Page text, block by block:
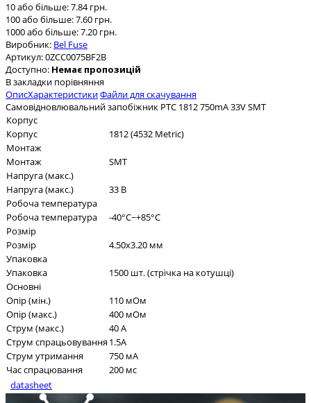
10 або більше: 7.84 грн.
100 або більше: 7.60 грн.
1000 або більше: 7.20 грн.
Виробник: Bel Fuse
Артикул:0ZCC0075BF2B
Доступно: Немає пропозицій
В закладки порівняння
ОписХарактеристикиФайли для скачування
Самовідновлювальний запобіжник PTC 1812 750mA 33V SMT
Корпус
Корпус
1812 (4532 Metric)
Монтаж
Монтаж
SMT
Напруга (макс.)
Напруга (макс.)
33 В
Робоча температура
Робоча температура
-40°C~+85°C
Розмір
Розмір
4.50x3.20 мм
Упаковка
Упаковка
1500 шт. (стрічка на котушці)
Основні
Опір (мін.)
110 мОм
Опір (макс.)
400 мОм
Струм (макс.)
40 А
Струм спрацьовування1.5A
Струм утримання
750 мА
Час спрацювання
200 мс
datasheet